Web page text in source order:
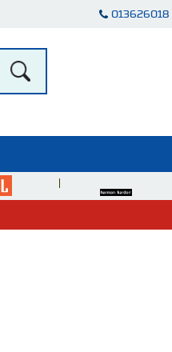
013626018